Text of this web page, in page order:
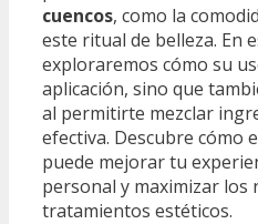
cuencos, como la
este ritual de belleza. En
exploraremos cómo su
aplicación, sino que
al permitirte mezclar
efectiva. Descubre cómo
puede mejorar tu
personal y maximizar los
tratamientos estéticos.